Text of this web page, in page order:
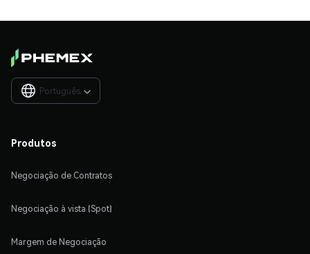
Português 
Produtos
Negociação de Contratos
Negociação à vista (Spot)
Margem de Negociação